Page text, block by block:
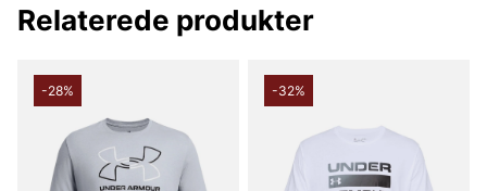
Relaterede produkter
-28% -32%